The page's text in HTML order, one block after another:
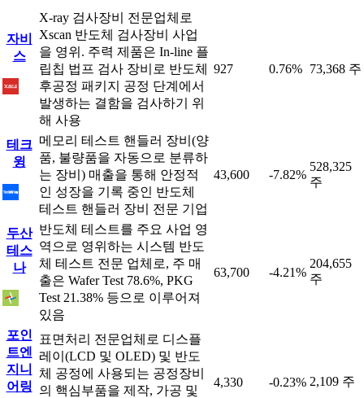
자비
스
X-ray 검사장비 전문업체로
Xscan 반도체 검사장비 사업
을 영위. 주력 제품은 In-line 플
립칩 법프 검사 장비로 반도체
후공정 패키지 공정 단계에서
발생하는 결함을 검사하기 위
해 사용
927 0.76% 73,368 주
테크
윙
메모리 테스트 핸들러 장비(양
품, 불량품을 자동으로 분류하
는 장비) 매출을 통해 안정적
인 성장을 기록 중인 반도체
테스트 핸들러 장비 전문 기업
43,600 -7.82%
528,325
주
두산
테스
나
반도체 테스트를 주요 사업 영
역으로 영위하는 시스템 반도
체 테스트 전문 업체로, 주 매
출은 Wafer Test 78.6%, PKG
Test 21.38% 등으로 이루어져
있음
63,700 -4.21%
204,655
주
포인
트엔
지니
어링
표면처리 전문업체로 디스플
레이(LCD 및 OLED) 및 반도
체 공정에 사용되는 공정장비
의 핵심부품을 제작, 가공 및
4,330 -0.23% 2,109 주